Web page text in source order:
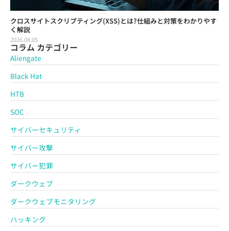
クロスサイトスクリプティング(XSS)とは?仕組みと対策をわかりやす
く解説
2026.08.05
コラム カテゴリー
Aliengate
Black Hat
HTB
SOC
サイバーセキュリティ
サイバー攻撃
サイバー犯罪
ダークウェブ
ダークウェブモニタリング
ハッキング